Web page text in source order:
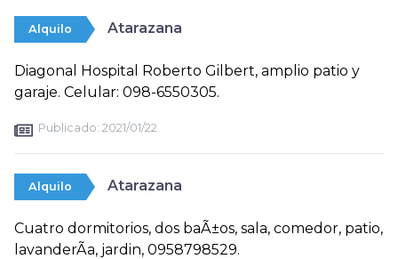
Alquilo Atarazana
Diagonal Hospital Roberto Gilbert, amplio patio y
garaje. Celular: 098-6550305.
Publicado: 2021/01/22
Alquilo Atarazana
Cuatro dormitorios, dos baÃ±os, sala, comedor, patio,
lavanderÃ­a, jardin, 0958798529.